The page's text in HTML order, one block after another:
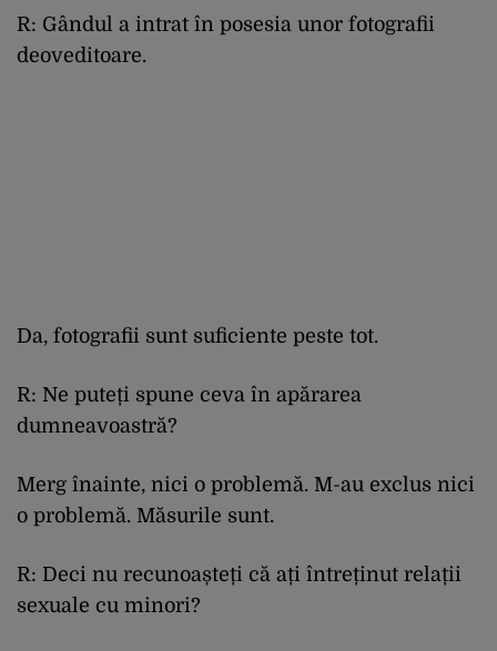
R: Gândul a intrat în posesia unor fotografii
deoveditoare.
Da, fotografii sunt suficiente peste tot.
R: Ne puteți spune ceva în apărarea
dumneavoastră?
Merg înainte, nici o problemă. M-au exclus nici
o problemă. Măsurile sunt.
R: Deci nu recunoașteți că ați întreținut relații
sexuale cu minori?